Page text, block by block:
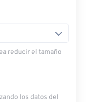
reducir el tamaño
los datos del